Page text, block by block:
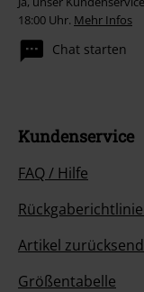
18:00 Uhr. Mehr Infos
Chat starten
Kundenservice
FAQ / Hilfe
Artikel
Größentabelle